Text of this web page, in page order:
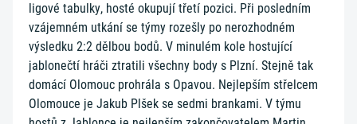
ligové tabulky, hosté okupují třetí pozici. Při posledním
vzájemném utkání se týmy rozešly po nerozhodném
výsledku 2:2 dělbou bodů. V minulém kole hostující
jablonečtí hráči ztratili všechny body s Plzní. Stejně tak
domácí Olomouc prohrála s Opavou. Nejlepším střelcem
Olomouce je Jakub Plšek se sedmi brankami. V týmu